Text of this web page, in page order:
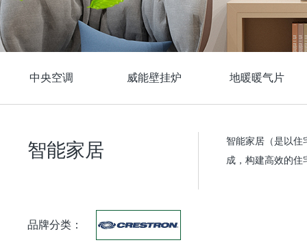
中央空调 威能壁挂炉 地暖暖气片
智能家居
智能家居（是以住
成，构建高效的住
品牌分类：